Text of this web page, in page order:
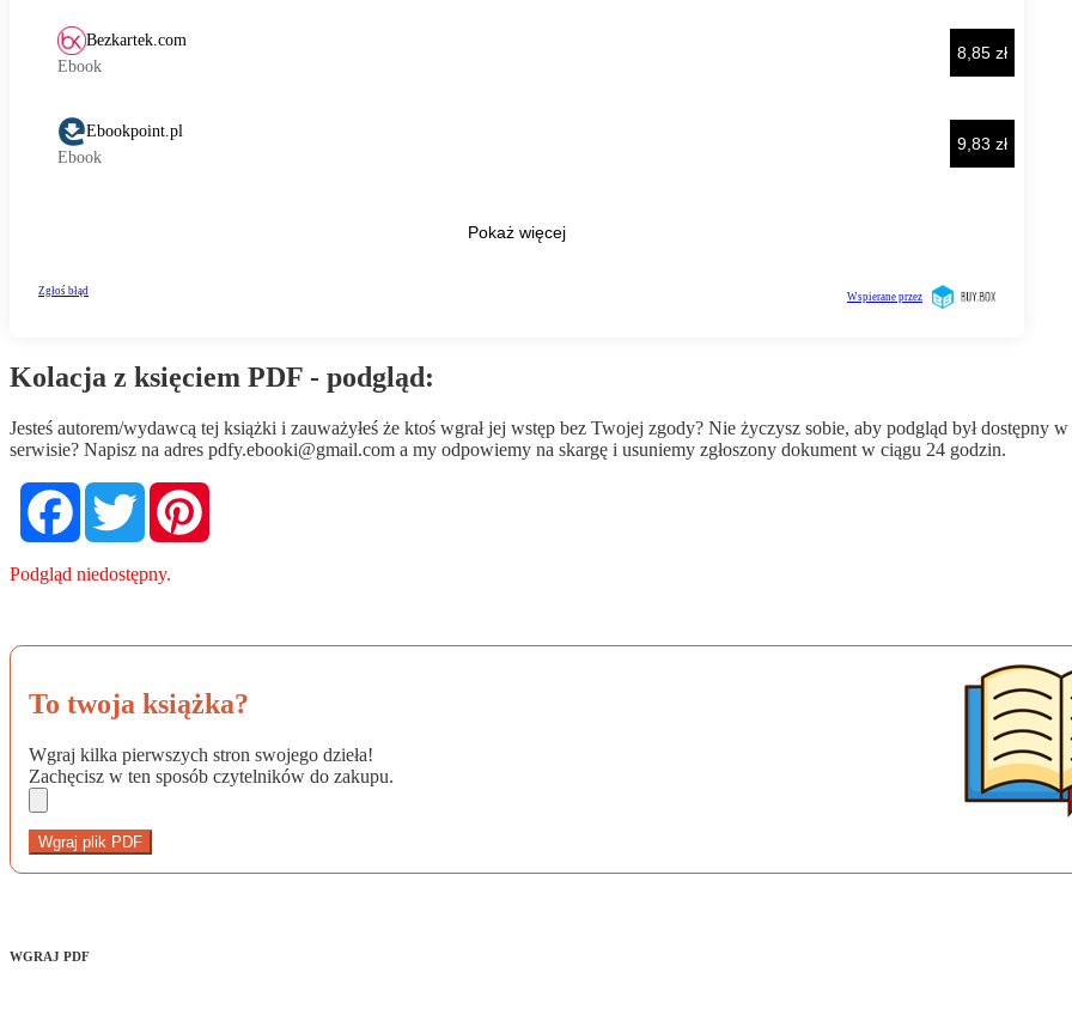
Kolacja z księciem PDF - podgląd:
Jesteś autorem/wydawcą tej książki i zauważyłeś że ktoś wgrał jej wstęp bez Twojej zgody? Nie życzysz sobie, aby podgląd był dostępny
serwisie? Napisz na adres pdfy.ebooki@gmail.com a my odpowiemy na skargę i usuniemy zgłoszony dokument w ciągu 24 godzin.
FacebookTwitter
Podgląd niedostępny.
To twoja książka?
Wgraj kilka pierwszych stron swojego dzieła!
Zachęcisz w ten sposób czytelników do zakupu.
Wgraj plik PDF
WGRAJ PDF